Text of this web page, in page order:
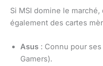
Si MSI domine le
également des cartes
Asus : Connu pour
Gamers).